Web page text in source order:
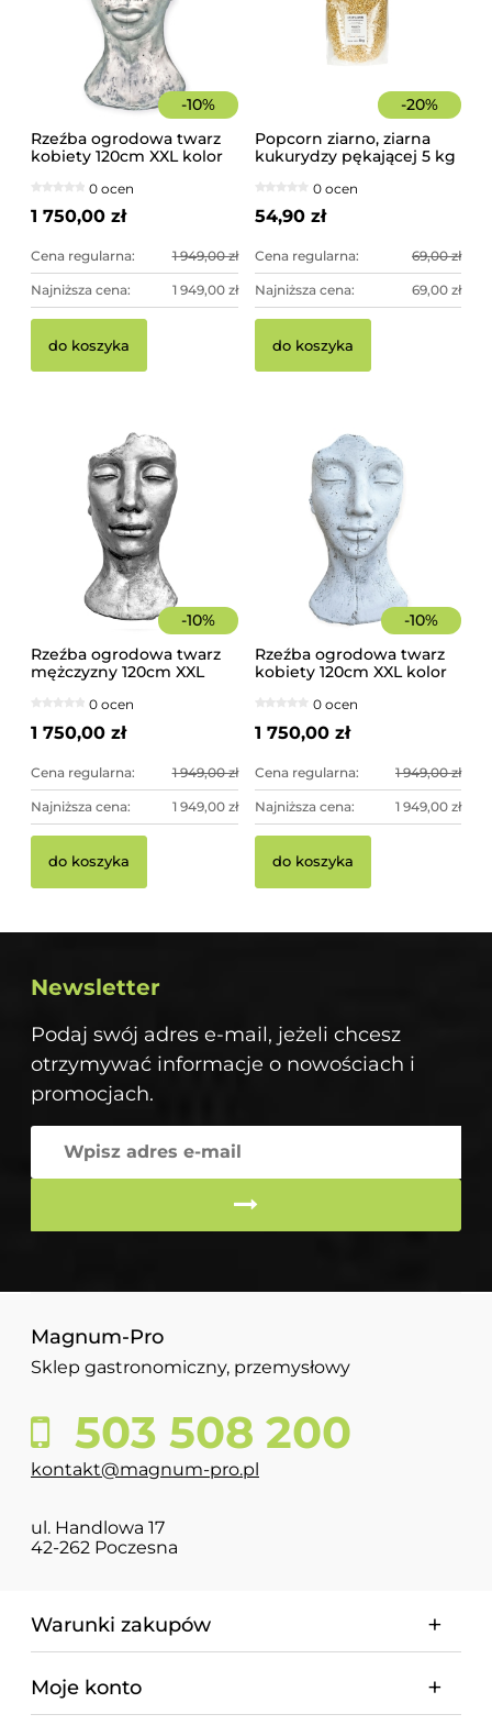
-10%
Rzeźba ogrodowa twarz
kobiety 120cm XXL kolor
imponująca dekoracja
ogrodowa
0 ocen
1 750,00 zł
Cena regularna: 1 949,00 zł
Najniższa cena: 1 949,00 zł
do koszyka
-20%
Popcorn ziarno, ziarna
kukurydzy pękającej 5 kg
0 ocen
54,90 zł
Cena regularna: 69,00 zł
Najniższa cena: 69,00 zł
do koszyka
-10%
Rzeźba ogrodowa twarz
mężczyzny 120cm XXL
imponująca dekoracja
ogrodowa
0 ocen
1 750,00 zł
Cena regularna: 1 949,00 zł
Najniższa cena: 1 949,00 zł
do koszyka
-10%
Rzeźba ogrodowa twarz
kobiety 120cm XXL kolor
imponująca dekoracja
ogrodowa
0 ocen
1 750,00 zł
Cena regularna: 1 949,00 zł
Najniższa cena: 1 949,00 zł
do koszyka
Newsletter
Podaj swój adres e-mail, jeżeli chcesz
otrzymywać informacje o nowościach i
promocjach.
Magnum-Pro
Sklep gastronomiczny, przemysłowy
503 508 200
kontakt@magnum-pro.pl
ul. Handlowa 17
42-262 Poczesna
Warunki zakupów
Moje konto